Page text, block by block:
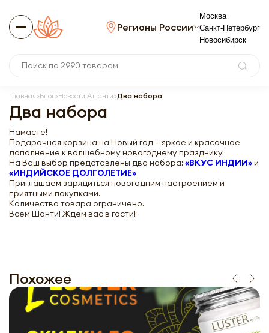
Регионы России
Москва
Санкт-Петербург
Новосибирск
Главная Блог Новости Ашанти Два набора
Два набора
Намасте!
Подарочная корзина на Новый год – яркое и красочное
дополнение к волшебному новогоднему празднику.
На Ваш выбор представлены два набора: «ВКУС ИНДИИ»и
«ИНДИЙСКОЕ ДОЛГОЛЕТИЕ»
Приглашаем зарядиться новогодним настроением и
приятными покупками.
Количество товара ограничено.
Всем Шанти! Ждём вас в гости!
Похожее